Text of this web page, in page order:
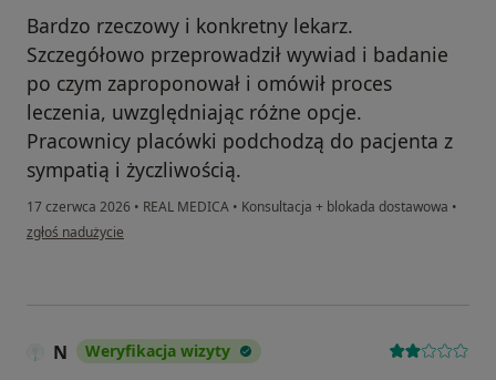
Bardzo rzeczowy i konkretny lekarz.
Szczegółowo przeprowadził wywiad i badanie
po czym zaproponował i omówił proces
leczenia, uwzględniając różne opcje.
Pracownicy placówki podchodzą do pacjenta z
sympatią i życzliwością.
17 czerwca 2026 • REAL MEDICA • Konsultacja + blokada dostawowa •
w opinii użytkownika J.P.
zgłoś nadużycie
N Weryfikacja wizyty